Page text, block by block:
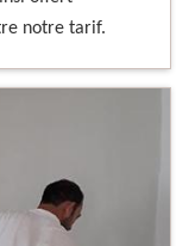
notre tarif.